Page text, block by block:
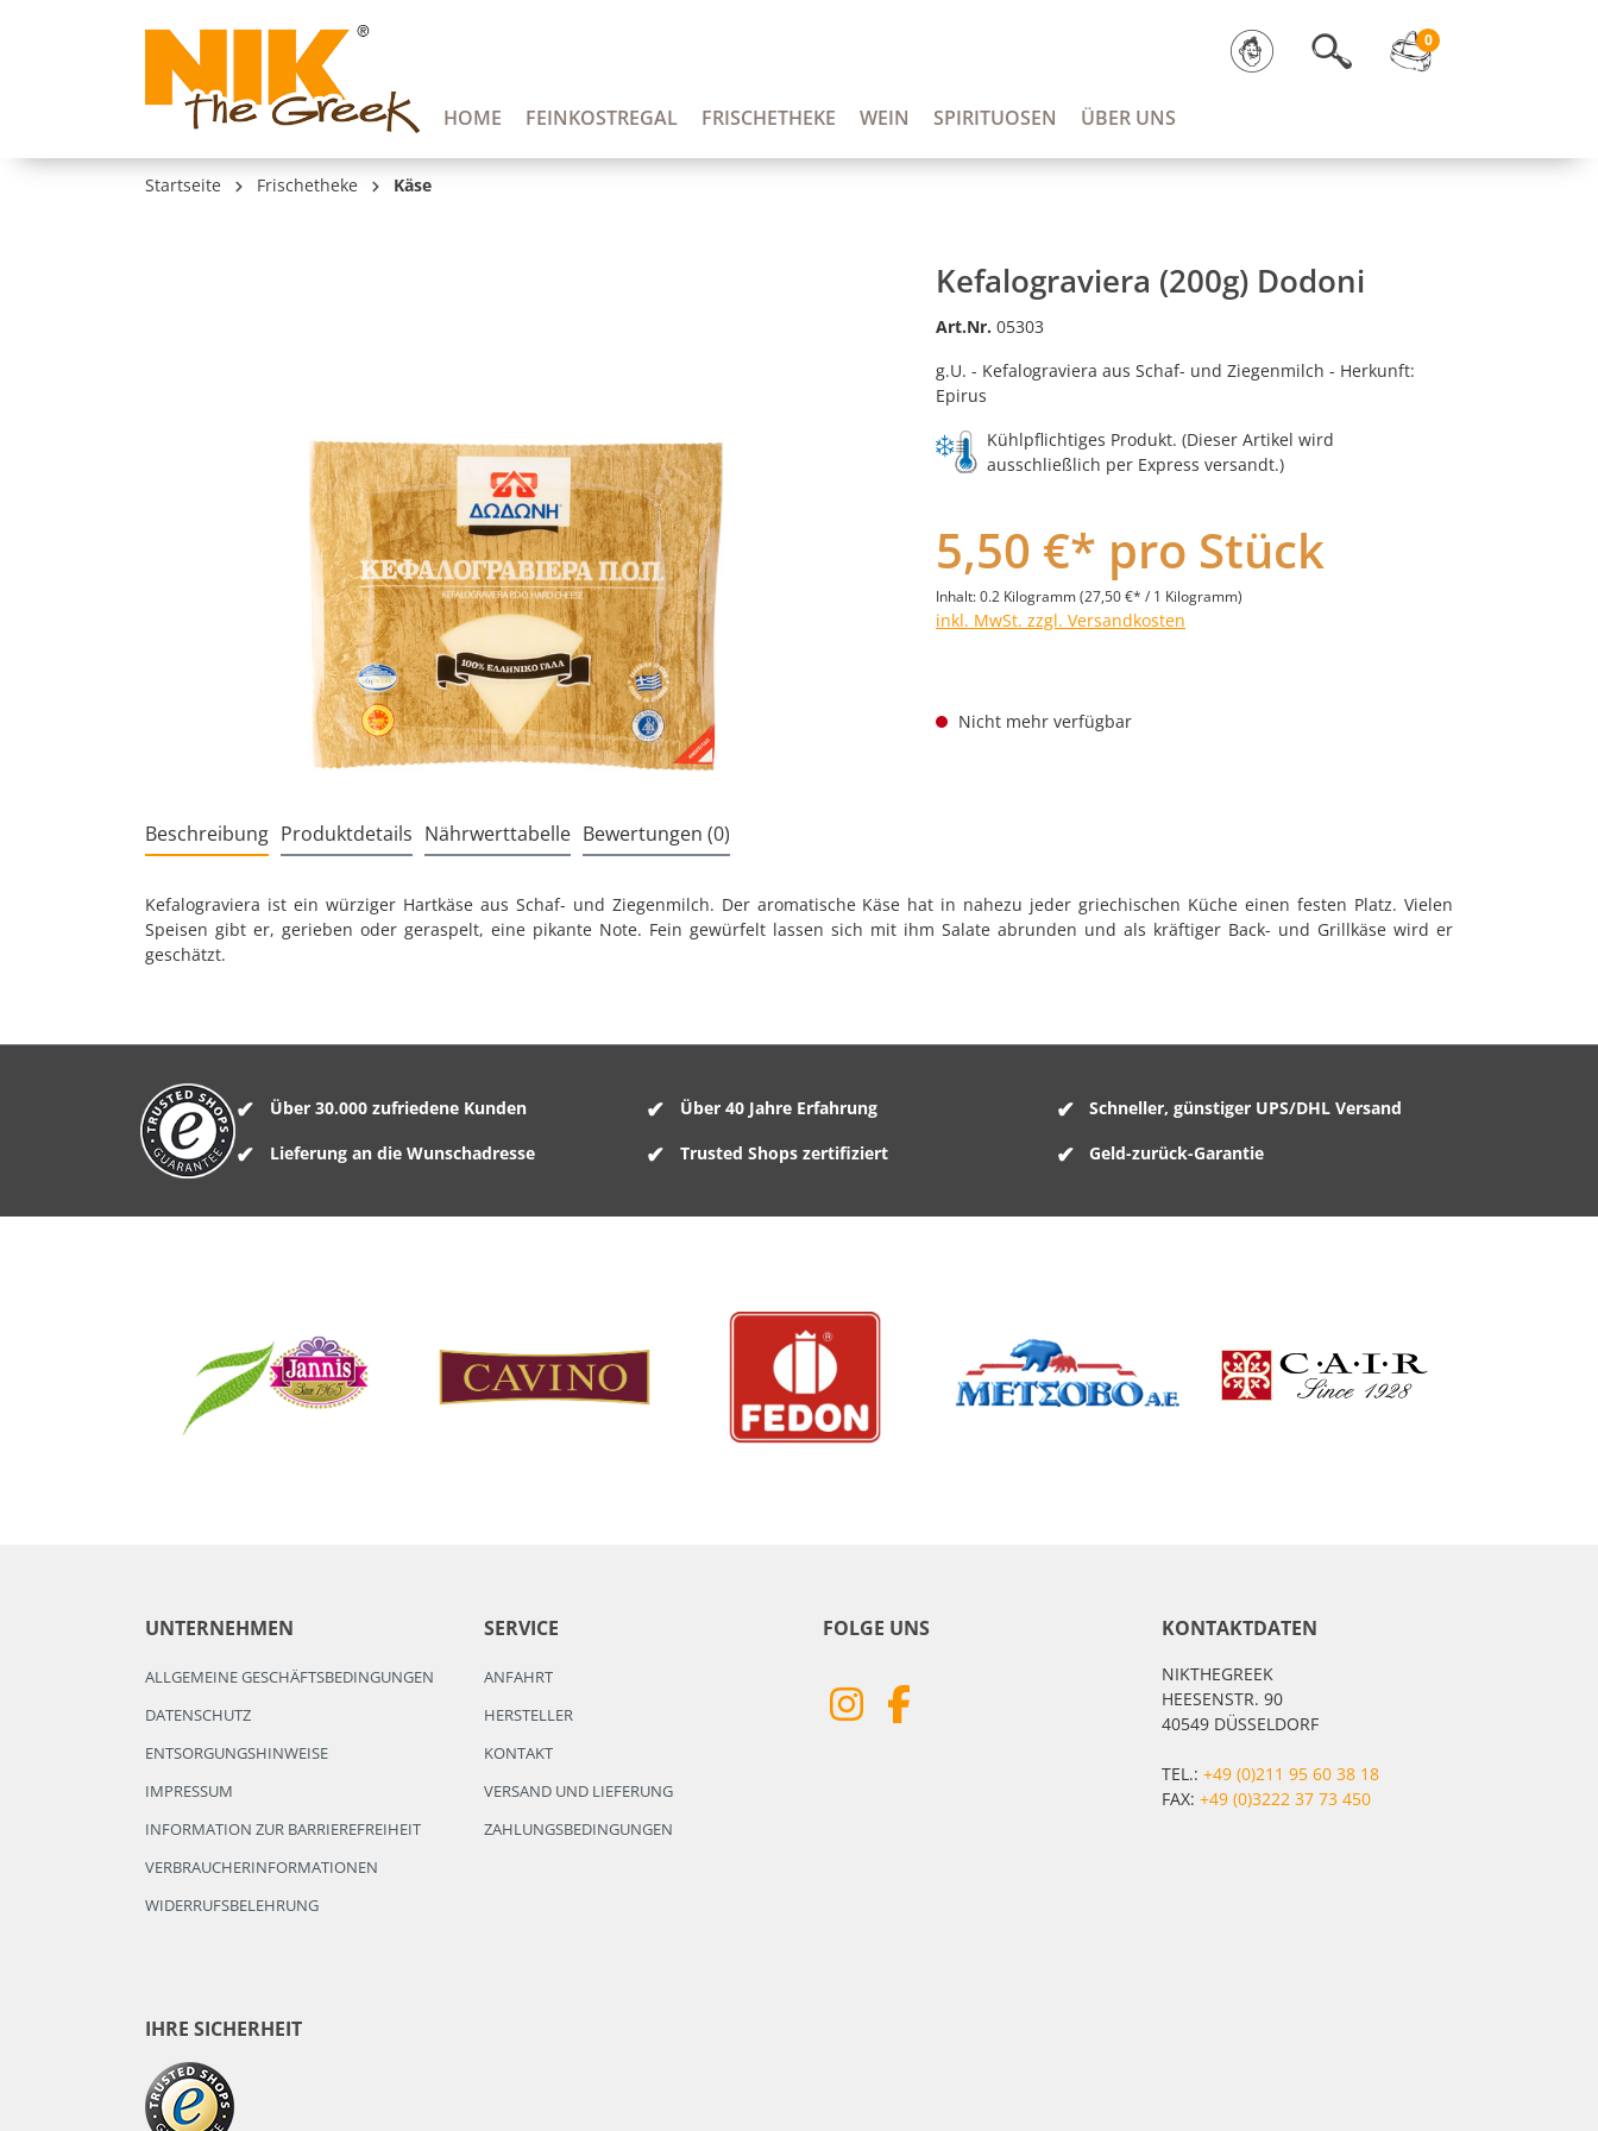
Zur Hauptnavigation springen
0
HOME FEINKOSTREGAL FRISCHETHEKE WEIN SPIRITUOSEN ÜBER UNS
Startseite Frischetheke Käse
Kefalograviera (200g) Dodoni
Art.Nr. 05303
g.U. - Kefalograviera aus Schaf- und Ziegenmilch - Herkunft:
Epirus
Kühlpflichtiges Produkt. (Dieser Artikel wird
ausschließlich per Express versandt.)
5,50 €* pro Stück
Inhalt:0.2 Kilogramm(27,50 €* / 1 Kilogramm)
inkl. MwSt. zzgl. Versandkosten
Nicht mehr verfügbar
Beschreibung Produktdetails Nährwerttabelle Bewertungen (0)
Kefalograviera ist ein würziger Hartkäse aus Schaf- und Ziegenmilch. Der aromatische Käse hat in nahezu jeder griechischen Küche einen festen Platz. Vielen
Speisen gibt er, gerieben oder geraspelt, eine pikante Note. Fein gewürfelt lassen sich mit ihm Salate abrunden und als kräftiger Back- und Grillkäse wird er
geschätzt.
Über 30.000 zufriedene Kunden Über 40 Jahre Erfahrung Schneller, günstiger UPS/DHL Versand
Lieferung an die Wunschadresse Trusted Shops zertifiziert Geld-zurück-Garantie
UNTERNEHMEN
ALLGEMEINE GESCHÄFTSBEDINGUNGEN
DATENSCHUTZ
ENTSORGUNGSHINWEISE
IMPRESSUM
INFORMATION ZUR BARRIEREFREIHEIT
VERBRAUCHERINFORMATIONEN
WIDERRUFSBELEHRUNG
SERVICE
ANFAHRT
HERSTELLER
KONTAKT
VERSAND UND LIEFERUNG
ZAHLUNGSBEDINGUNGEN
FOLGE UNS KONTAKTDATEN
NIKTHEGREEK
HEESENSTR. 90
40549 DÜSSELDORF
TEL.: +49 (0)211 95 60 38 18
FAX: +49 (0)3222 37 73 450
IHRE SICHERHEIT